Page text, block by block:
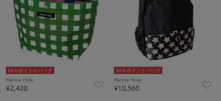
10％ポイントバック
Hanna Hula
¥2,420
10％ポイントバック
Hanna Hula
¥10,560